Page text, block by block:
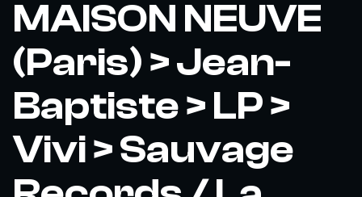
MAISON NEUVE
(Paris) > Jean-
Baptiste > LP >
Vivi > Sauvage